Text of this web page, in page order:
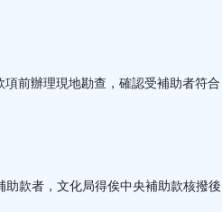
辦理現地勘查，確認受補助者符合
款者，文化局得俟中央補助款核撥